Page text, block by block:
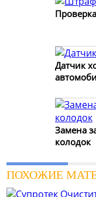
Датчик
Замена
колодок
ПОХОЖИЕ